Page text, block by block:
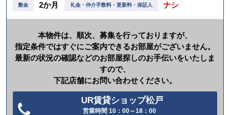
敷金 2か月 礼金・仲介手数料・更新料・保証人 ナシ
本物件は、順次、募集を行っておりますが、
指定条件ではすぐにご案内できるお部屋がございません。
最新の状況の確認などのお部屋探しのお手伝いをいたしま
すので、
下記店舗にお問い合わせください。
UR賃貸ショップ松戸
営業時間 10：00～18：00